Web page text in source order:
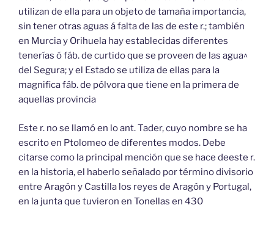
utilizan de ella para un objeto de tamaña importancia,
sin tener otras aguas á falta de las de este r.; también
en Murcia y Orihuela hay establecidas diferentes
tenerías ó fáb. de curtido que se proveen de las agua^
del Segura; y el Estado se utiliza de ellas para la
magnifica fáb. de pólvora que tiene en la primera de
aquellas provincia
Este r. no se llamó en lo ant. Tader, cuyo nombre se ha
escrito en Ptolomeo de diferentes modos. Debe
citarse como la principal mención que se hace deeste r.
en la historia, el haberlo señalado por término divisorio
entre Aragón y Castilla los reyes de Aragón y Portugal,
en la junta que tuvieron en Tonellas en 430